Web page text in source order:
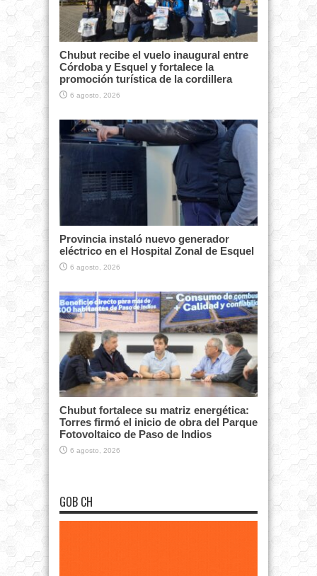
Chubut recibe el vuelo inaugural entre
Córdoba y Esquel y fortalece la
promoción turística de la cordillera
6 agosto, 2026
Provincia instaló nuevo generador
eléctrico en el Hospital Zonal de Esquel
6 agosto, 2026
Chubut fortalece su matriz energética:
Torres firmó el inicio de obra del Parque
Fotovoltaico de Paso de Indios
6 agosto, 2026
GOB CH